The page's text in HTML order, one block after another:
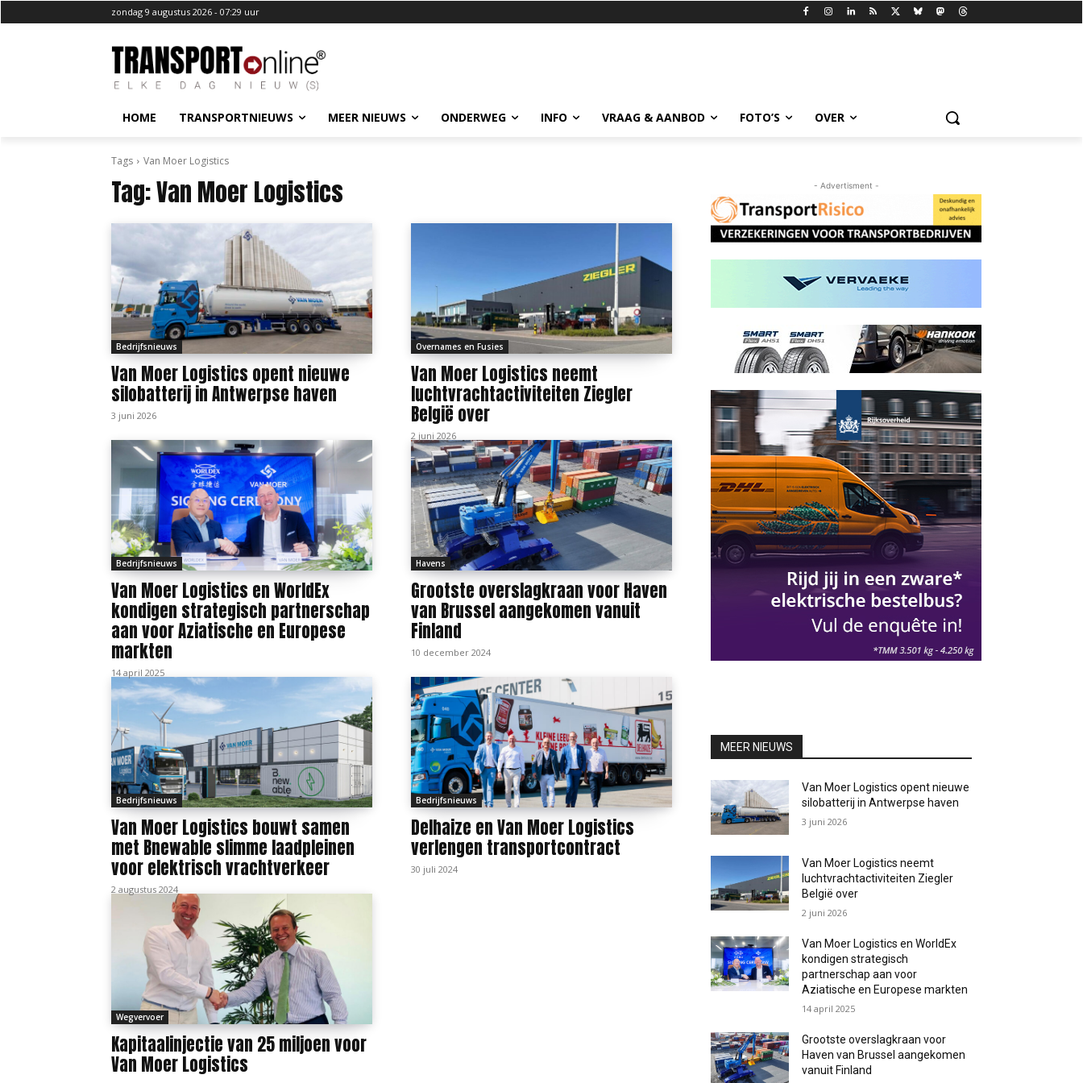
zondag 9 augustus 2026 - 07:29 uur
HOME TRANSPORTNIEUWS MEER NIEUWS ONDERWEG INFO VRAAG & AANBOD FOTO’S OVER
Tags Van Moer Logistics
Tag:Van Moer Logistics
Bedrijfsnieuws
Van Moer Logistics opent nieuwe
silobatterij in Antwerpse haven
3 juni 2026
Overnames en Fusies
Van Moer Logistics neemt
luchtvrachtactiviteiten Ziegler
België over
2 juni 2026
Bedrijfsnieuws
Van Moer Logistics en WorldEx
kondigen strategisch partnerschap
aan voor Aziatische en Europese
markten
14 april 2025
Havens
Grootste overslagkraan voor Haven
van Brussel aangekomen vanuit
Finland
10 december 2024
Bedrijfsnieuws
Van Moer Logistics bouwt samen
met Bnewable slimme laadpleinen
voor elektrisch vrachtverkeer
2 augustus 2024
Bedrijfsnieuws
Delhaize en Van Moer Logistics
verlengen transportcontract
30 juli 2024
Wegvervoer
Kapitaalinjectie van 25 miljoen voor
Van Moer Logistics
- Advertisment -
MEER NIEUWS
Van Moer Logistics opent nieuwe
silobatterij in Antwerpse haven
3 juni 2026
Van Moer Logistics neemt
luchtvrachtactiviteiten Ziegler
België over
2 juni 2026
Van Moer Logistics en WorldEx
kondigen strategisch
partnerschap aan voor
Aziatische en Europese markten
14 april 2025
Grootste overslagkraan voor
Haven van Brussel aangekomen
vanuit Finland